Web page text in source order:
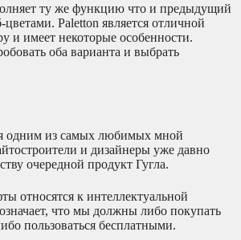
ту же функцию что и предыдущий
цветами. Paletton является отличной
и имеет некоторые особенности.
оба варианта и выбрать
одним из самых любимых мной
и дизайнеры уже давно
очередной продукт Гугла.
относятся к интеллектуальной
что мы должны либо покупать
пользоваться бесплатными.